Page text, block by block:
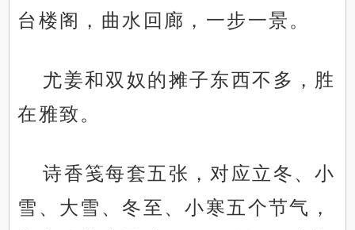
台楼阁，曲水回廊，一步一景。
尤姜和双奴的摊子东西不多，胜
在雅致。
诗香笺每套五张，对应立冬、小
雪、大雪、冬至、小寒五个节气，